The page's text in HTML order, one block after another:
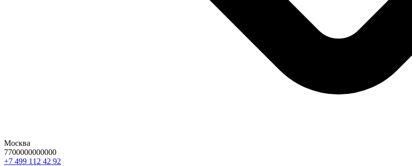
Москва
7700000000000
29 24 211 994 7+